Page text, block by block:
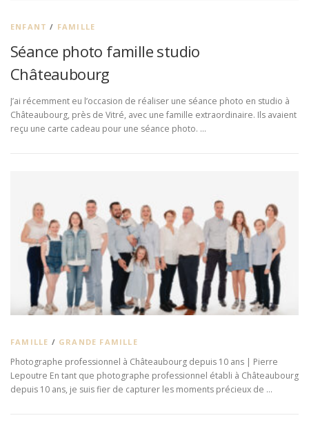
ENFANT / FAMILLE
Séance photo famille studio
Châteaubourg
J’ai récemment eu l’occasion de réaliser une séance photo en studio à
Châteaubourg, près de Vitré, avec une famille extraordinaire. Ils avaient
reçu une carte cadeau pour une séance photo. …
FAMILLE / GRANDE FAMILLE
Photographe professionnel à Châteaubourg depuis 10 ans | Pierre
Lepoutre En tant que photographe professionnel établi à Châteaubourg
depuis 10 ans, je suis fier de capturer les moments précieux de …